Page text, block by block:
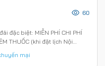
HÔ HẤP MÙA “CAO
đặc biệt: MIỄN PHÍ CHI PHÍ
THUỐC (khi đặt lịch Nội…
60
mại